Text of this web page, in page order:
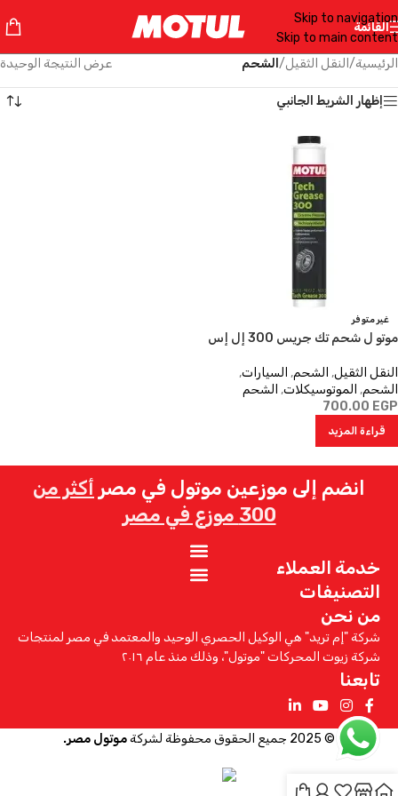
Skip to navigation
Skip to main content
القائمة
الرئيسية/ النقل الثقيل/ الشحم عرض النتيجة الوحيدة
إظهار الشريط الجانبي
غير متوفر
موتو ل شحم تك جريس 300 إل إس
النقل الثقيل, الشحم, السيارات,
الشحم, الموتوسيكلات, الشحم
700.00 EGP
قراءة المزيد
انضم إلى موزعين موتول في مصر أكثر من
300 موزع في مصر
خدمة العملاء
التصنيفات
من نحن
شركة "إم تريد" هي الوكيل الحصري الوحيد والمعتمد في مصر لمنتجات
شركة زيوت المحركات "موتول"، وذلك منذ عام ٢٠١٦
تابعنا
© 2025 جميع الحقوق محفوظة لشركة موتول مصر.